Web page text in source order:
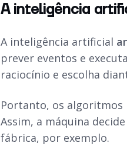
A inteligência
A inteligência artificial
prever eventos e
raciocínio e escolha
Portanto, os algoritmos
Assim, a máquina
fábrica, por exemplo.